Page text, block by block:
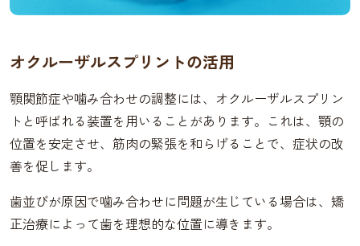
オクルーザルスプリントの活用
顎関節症や噛み合わせの調整には、オクルーザルスプリン
トと呼ばれる装置を用いることがあります。これは、顎の
位置を安定させ、筋肉の緊張を和らげることで、症状の改
善を促します。
歯並びが原因で噛み合わせに問題が生じている場合は、矯
正治療によって歯を理想的な位置に導きます。